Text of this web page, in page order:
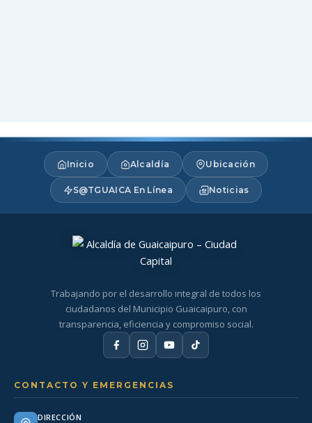
Inicio Alcaldía Ubicación
S@TGUAICA En Línea Noticias
Trabajando por el desarrollo integral de todos los
ciudadanos del Municipio Guaicaipuro, con
transparencia, eficiencia y compromiso social.
CONTACTO Y EMERGENCIAS
DIRECCIÓN